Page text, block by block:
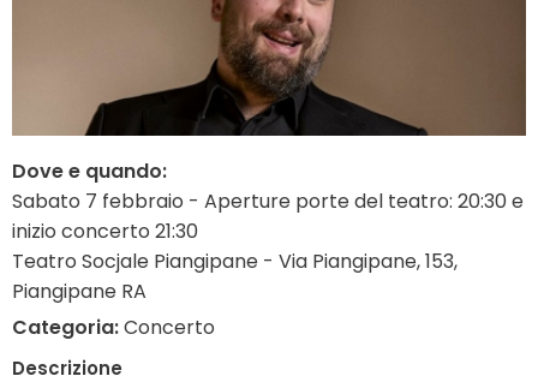
Dove e quando:
Sabato 7 febbraio - Aperture porte del teatro: 20:30 e
inizio concerto 21:30
Teatro Socjale Piangipane - Via Piangipane, 153,
Piangipane RA
Categoria:Concerto
Descrizione